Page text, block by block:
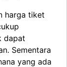
harga tiket
dapat
Sementara
yang ada